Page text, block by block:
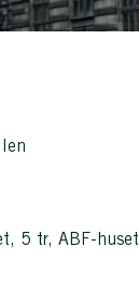
5 tr, ABF-huset